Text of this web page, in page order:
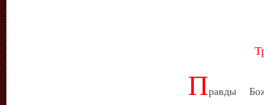
Правды